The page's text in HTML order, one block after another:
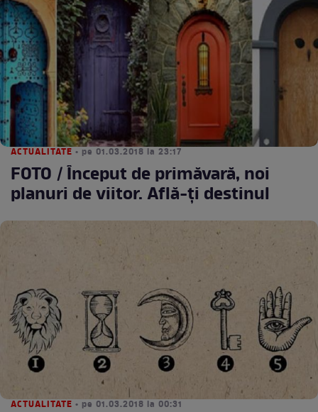
ACTUALITATE • pe 01.03.2018 la 23:17
FOTO / Început de primăvară, noi
planuri de viitor. Află-ţi destinul
ACTUALITATE • pe 01.03.2018 la 00:31